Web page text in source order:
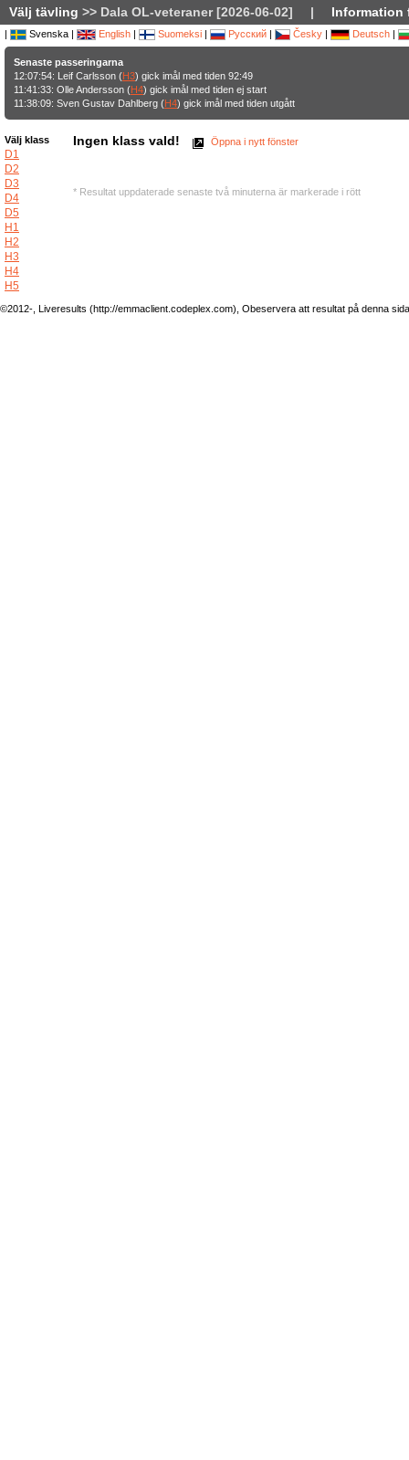
Välj tävling >> Dala OL-veteraner [2026-06-02] | Information
| Svenska | English | Suomeksi | Русский | Česky | Deutsch |
Senaste passeringarna
12:07:54: Leif Carlsson (H3) gick imål med tiden 92:49
11:41:33: Olle Andersson (H4) gick imål med tiden ej start
11:38:09: Sven Gustav Dahlberg (H4) gick imål med tiden utgått
Välj klass
D1
D2
D3
D4
D5
H1
H2
H3
H4
H5
Ingen klass vald! Öppna i nytt fönster
* Resultat uppdaterade senaste två minuterna är markerade i rött
©2012-, Liveresults (http://emmaclient.codeplex.com), Obeservera att resultat på denna